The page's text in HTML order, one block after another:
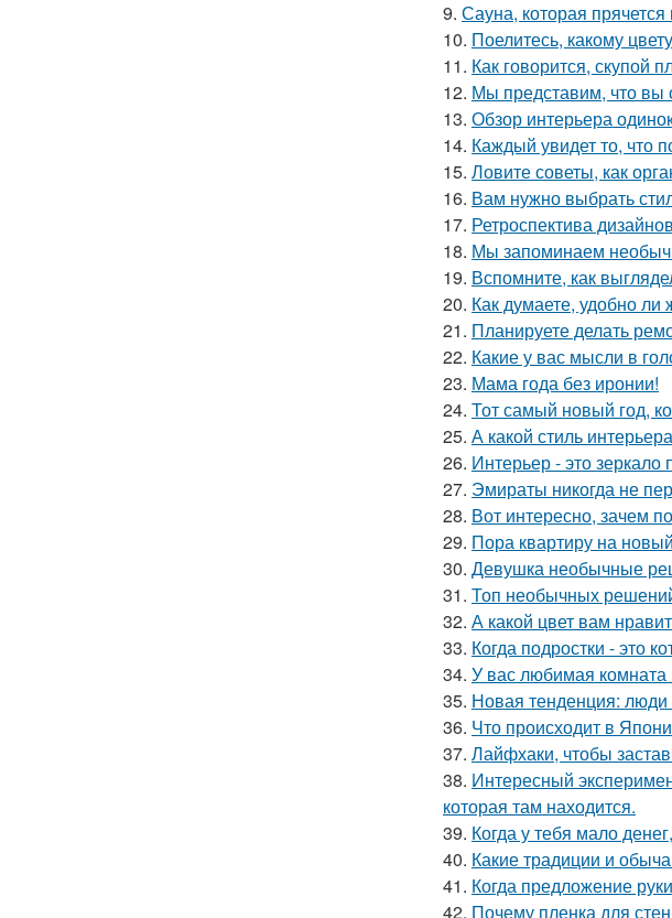
9. Сауна, которая
10. Поелитесь, какому
11. Как говорится, скупой
12. Мы представим, что вы
13. Обзор интерьера
14. Каждый увидет то, что
15. Ловите советы, как
16. Вам нужно выбрать
17. Ретроспектива
18. Мы запоминаем
19. Вспомните, как
20. Как думаете, удобно ли
21. Планируете делать
22. Какие у вас мысли в
23. Мама года без иронии!
24. Тот самый новый год,
25. А какой стиль
26. Интерьер - это зеркало
27. Эмираты никогда не
28. Вот интересно, зачем
29. Пора квартиру на
30. Девушка необычные
31. Топ необычных
32. А какой цвет вам
33. Когда подростки - это
34. У вас любимая комната
35. Новая тенденция: люди
36. Что происходит в
37. Лайфхаки, чтобы
38. Интересный
которая там находится.
39. Когда у тебя мало
40. Какие традиции и
41. Когда предложение
42. Почему пленка для